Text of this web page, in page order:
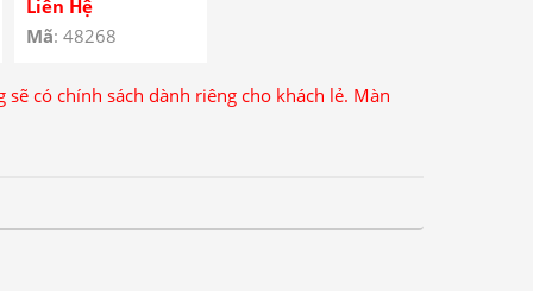
Màn Hình Có Keo
Tecno Pova 3 Front
Liên Hệ
Mã: 48268
có chính sách dành riêng cho khách lẻ. Màn